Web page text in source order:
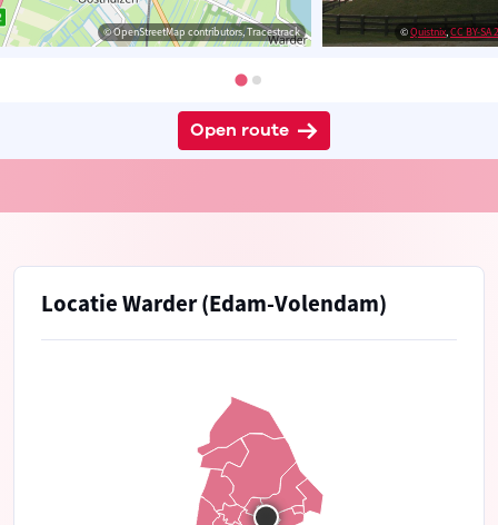
© OpenStreetMap contributors, Tracestrack ©Quistnix,CC BY-SA
Open route
Locatie Warder (Edam-Volendam)